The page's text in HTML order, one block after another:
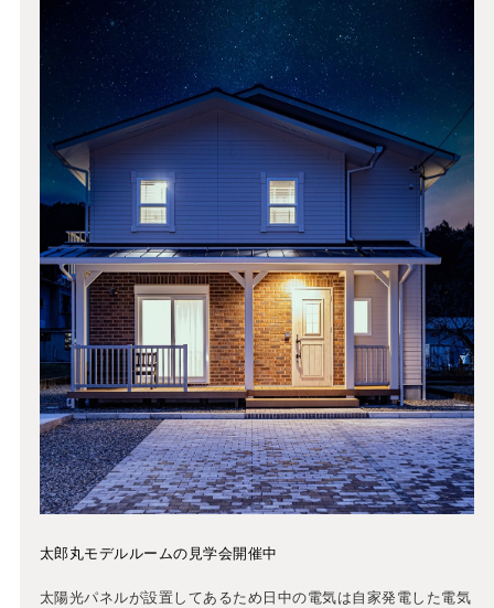
太郎丸モデルルームの見学会開催中
太陽光パネルが設置してあるため日中の電気は自家発電した電気